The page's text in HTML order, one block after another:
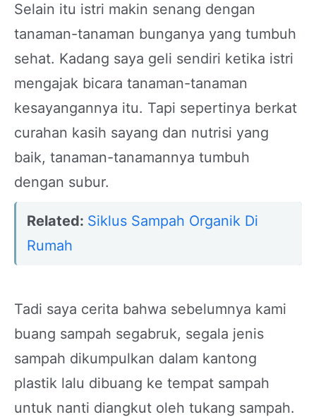
Selain itu istri makin senang dengan
tanaman-tanaman bunganya yang tumbuh
sehat. Kadang saya geli sendiri ketika istri
mengajak bicara tanaman-tanaman
kesayangannya itu. Tapi sepertinya berkat
curahan kasih sayang dan nutrisi yang
baik, tanaman-tanamannya tumbuh
dengan subur.
Related: Siklus Sampah Organik Di
Rumah
Tadi saya cerita bahwa sebelumnya kami
buang sampah segabruk, segala jenis
sampah dikumpulkan dalam kantong
plastik lalu dibuang ke tempat sampah
untuk nanti diangkut oleh tukang sampah.